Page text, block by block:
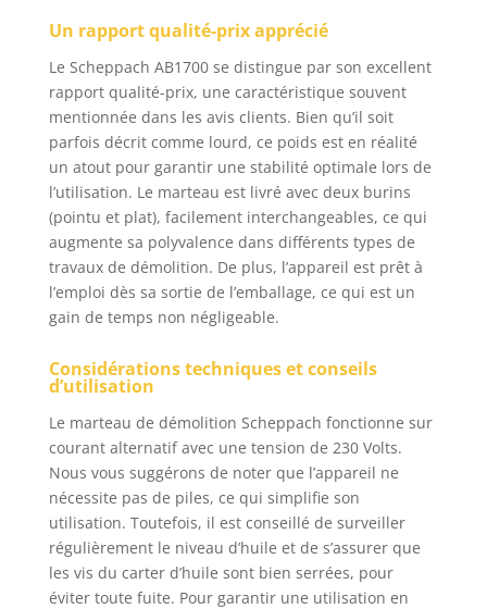
Un rapport qualité-prix apprécié
Le Scheppach AB1700 se distingue par son excellent
rapport qualité-prix, une caractéristique souvent
mentionnée dans les avis clients. Bien qu’il soit
parfois décrit comme lourd, ce poids est en réalité
un atout pour garantir une stabilité optimale lors de
l’utilisation. Le marteau est livré avec deux burins
(pointu et plat), facilement interchangeables, ce qui
augmente sa polyvalence dans différents types de
travaux de démolition. De plus, l’appareil est prêt à
l’emploi dès sa sortie de l’emballage, ce qui est un
gain de temps non négligeable.
Considérations techniques et conseils
d’utilisation
Le marteau de démolition Scheppach fonctionne sur
courant alternatif avec une tension de 230 Volts.
Nous vous suggérons de noter que l’appareil ne
nécessite pas de piles, ce qui simplifie son
utilisation. Toutefois, il est conseillé de surveiller
régulièrement le niveau d’huile et de s’assurer que
les vis du carter d’huile sont bien serrées, pour
éviter toute fuite. Pour garantir une utilisation en